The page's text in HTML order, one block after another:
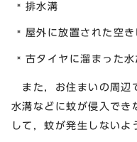
排水溝
屋外に放置された空
古タイヤに溜まった水
また，お住まいの周辺
水溝などに蚊が侵入でき
して，蚊が発生しないよ